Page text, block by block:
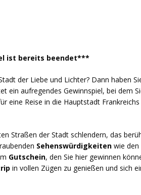
ist bereits beendet***
der Liebe und Lichter? Dann haben
ein aufregendes Gewinnspiel, bei dem
eine Reise in die Hauptstadt Frankreichs
Straßen der Stadt schlendern, das
Sehenswürdigkeiten wie den
Gutschein, den Sie hier gewinnen
in vollen Zügen zu genießen und sich